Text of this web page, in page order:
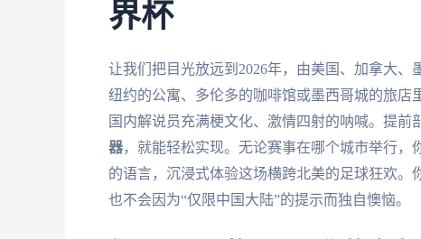
界杯
让我们把目光放远到2026年，由美国、加拿大
纽约的公寓、多伦多的咖啡馆或墨西哥城的旅
国内解说员充满梗文化、激情四射的呐喊。提
器，就能轻松实现。无论赛事在哪个城市举行，
的语言，沉浸式体验这场横跨北美的足球狂欢。
也不会因为“仅限中国大陆”的提示而独自懊恼。